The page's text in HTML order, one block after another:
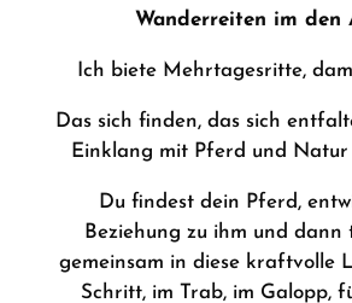
Wanderreiten im den
Ich biete Mehrtagesritte,
Das sich finden, das sich
Einklang mit Pferd und
Du findest dein Pferd,
Beziehung zu ihm und dann
gemeinsam in diese kraftvolle
Schritt, im Trab, im Galopp,